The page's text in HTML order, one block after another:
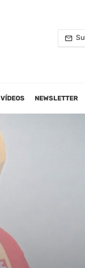
VÍDEOS NEWSLETTER